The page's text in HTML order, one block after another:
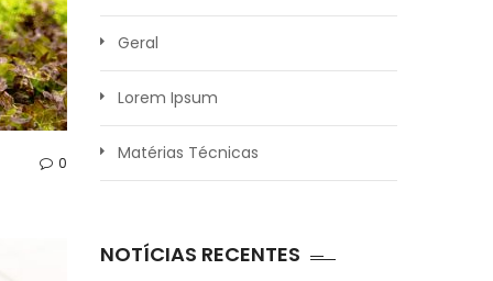
0
Geral
Lorem Ipsum
Matérias Técnicas
NOTÍCIAS RECENTES